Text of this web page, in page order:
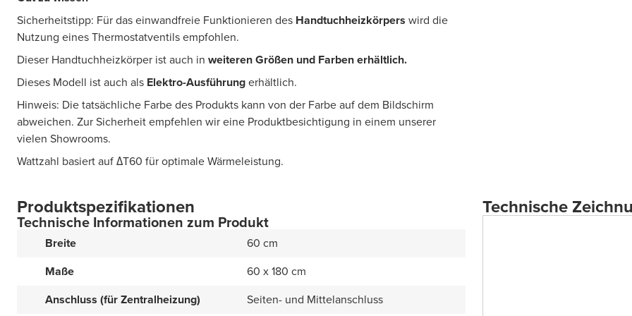
Sicherheitstipp: Für das einwandfreie Funktionieren des Handtuchheizkörpers wird die
Nutzung eines Thermostatventils empfohlen.
Dieser Handtuchheizkörper ist auch in weiteren Größen und Farben erhältlich.
Dieses Modell ist auch als Elektro-Ausführungerhältlich.
Hinweis: Die tatsächliche Farbe des Produkts kann von der Farbe auf dem Bildschirm
abweichen. Zur Sicherheit empfehlen wir eine Produktbesichtigung in einem unserer
vielen Showrooms.
Wattzahl basiert auf ΔT60 für optimale Wärmeleistung.
Produktspezifikationen
Technische Informationen zum Produkt
Breite
60 cm
Maße
60 x 180 cm
Anschluss (für Zentralheizung)
Seiten- und Mittelanschluss
Technische